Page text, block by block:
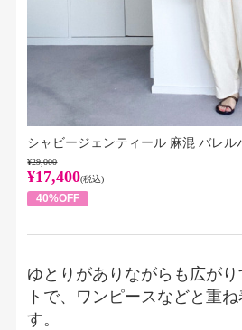
シャビージェンティール 麻混 バレル
¥29,000
¥17,400(税込)
40%OFF
ゆとりがありながらも広が
トで、ワンピースなどと重
す。